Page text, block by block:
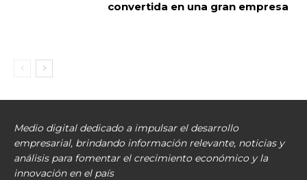
convertida en una gran empresa
Medio digital dedicado a impulsar el desarrollo
empresarial, brindando información relevante, noticias y
análisis para fomentar el crecimiento económico y la
innovación en el país